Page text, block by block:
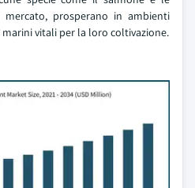
prosperano in ambienti
marini vitali per la loro coltivazione.